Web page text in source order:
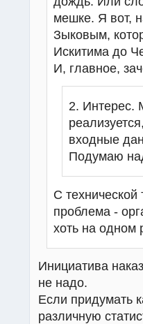
мешке. Я вот,
Зыковым,
Искитима до
И, главное,
2. Интерес.
входные
Подумаю
С технической
проблема -
хоть на одном
Инициатива
не надо.
Если придумать
различную